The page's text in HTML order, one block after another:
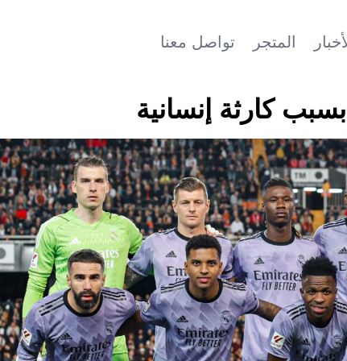
المتجر تواصل معنا
كارثة إنسانية